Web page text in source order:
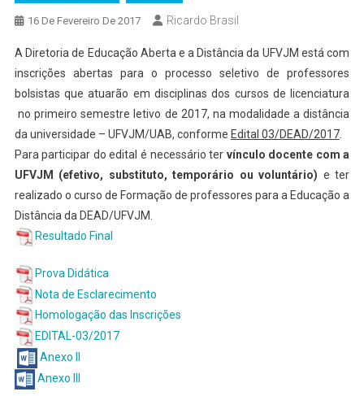
16 De Fevereiro De 2017 Ricardo Brasil
A Diretoria de Educação Aberta e a Distância da UFVJM está com
inscrições abertas para o processo seletivo de professores
bolsistas que atuarão em disciplinas dos cursos de licenciatura
no primeiro semestre letivo de 2017, na modalidade a distância
da universidade – UFVJM/UAB, conforme Edital 03/DEAD/2017.
Para participar do edital é necessário ter vínculo docente com a
UFVJM (efetivo, substituto, temporário ou voluntário) e ter
realizado o curso de Formação de professores para a Educação a
Distância da DEAD/UFVJM.
Resultado Final
Prova Didática
Nota de Esclarecimento
Homologação das Inscrições
EDITAL-03/2017
Anexo II
Anexo III